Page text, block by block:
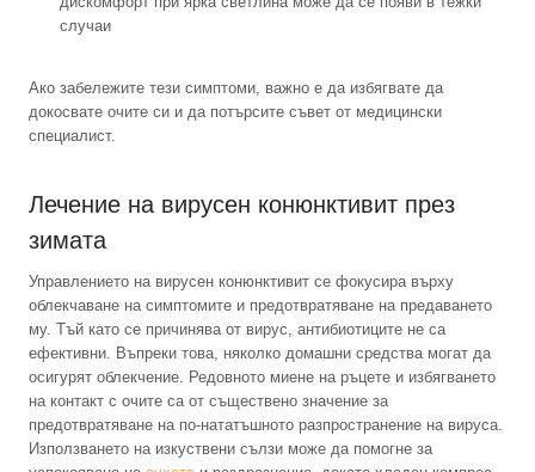
случаи
Ако забележите тези симптоми, важно е да избягвате да
докосвате очите си и да потърсите съвет от медицински
специалист.
Лечение на вирусен конюнктивит през
зимата
Управлението на вирусен конюнктивит се фокусира върху
облекчаване на симптомите и предотвратяване на предаването
му. Тъй като се причинява от вирус, антибиотиците не са
ефективни. Въпреки това, няколко домашни средства могат да
осигурят облекчение. Редовното миене на ръцете и избягването
на контакт с очите са от съществено значение за
предотвратяване на по-нататъшното разпространение на вируса.
Използването на изкуствени сълзи може да помогне за